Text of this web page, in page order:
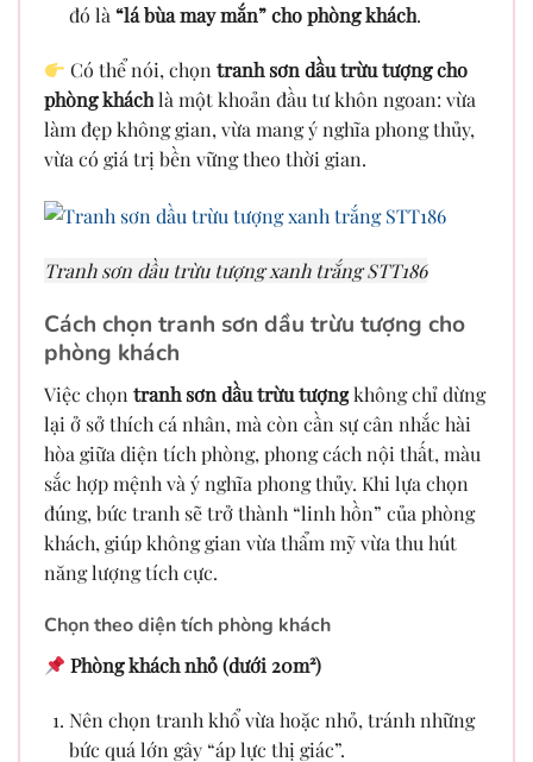
đó là “lá bùa may mắn” cho phòng khách.
Có thể nói, chọntranh sơn dầu trừu tượng cho
phòng kháchlà một khoản đầu tư khôn ngoan: vừa
làm đẹp không gian, vừa mang ý nghĩa phong thủy,
vừa có giá trị bền vững theo thời gian.
Tranh sơn dầu trừu tượng xanh trắng STT186
Cách chọn tranh sơn dầu trừu tượng cho
phòng khách
Việc chọn tranh sơn dầu trừu tượngkhông chỉ dừng
lại ở sở thích cá nhân, mà còn cần sự cân nhắc hài
hòa giữa diện tích phòng, phong cách nội thất, màu
sắc hợp mệnh và ý nghĩa phong thủy. Khi lựa chọn
đúng, bức tranh sẽ trở thành “linh hồn” của phòng
khách, giúp không gian vừa thẩm mỹ vừa thu hút
năng lượng tích cực.
Chọn theo diện tích phòng khách
Phòng khách nhỏ (dưới 20m²)
Nên chọn tranh khổ vừa hoặc nhỏ, tránh những
bức quá lớn gây “áp lực thị giác”.